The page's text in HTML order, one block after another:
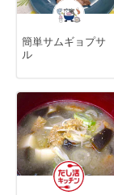
簡単サムギョプサ
ル